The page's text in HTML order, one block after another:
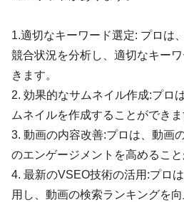
1.適切なキーワード選定: プロは
競合状況を分析し、適切なキー
きます。
2. 効果的なサムネイル作成:プロ
ムネイルを作成することができま
3. 動画の内容改善:プロは、動画
のエンゲージメントを高めること
4. 最新のVSEO技術の活用:プロ
用し、動画の検索ランキングを